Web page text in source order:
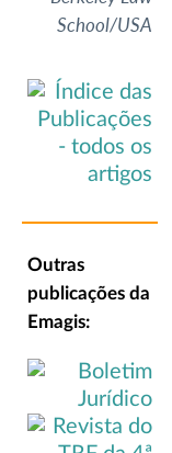
School/USA
Outras
publicações da
Emagis: